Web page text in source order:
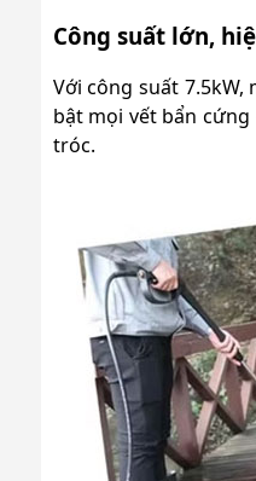
Công suất lớn,
Với công suất
bật mọi vết bẩn
tróc.